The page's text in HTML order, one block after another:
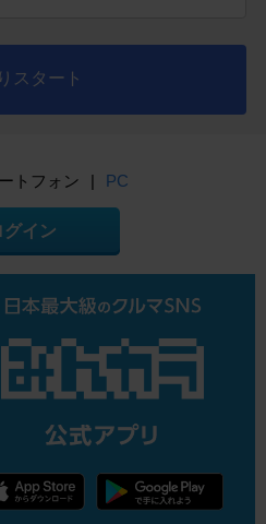
スタート
トフォン | PC
グイン